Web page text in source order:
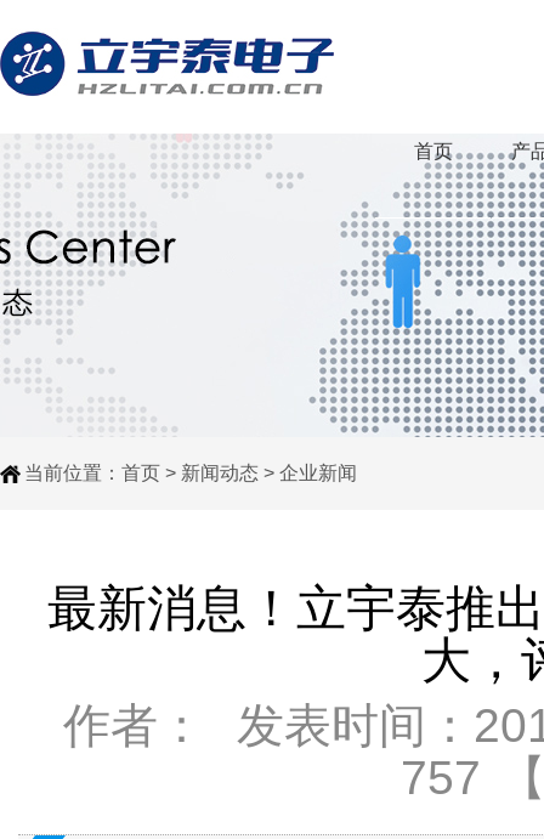
首页 产
当前位置： 首页 > 新闻动态 > 企业新闻
最新消息！立宇泰推
大，
作者：
发表时间：
757